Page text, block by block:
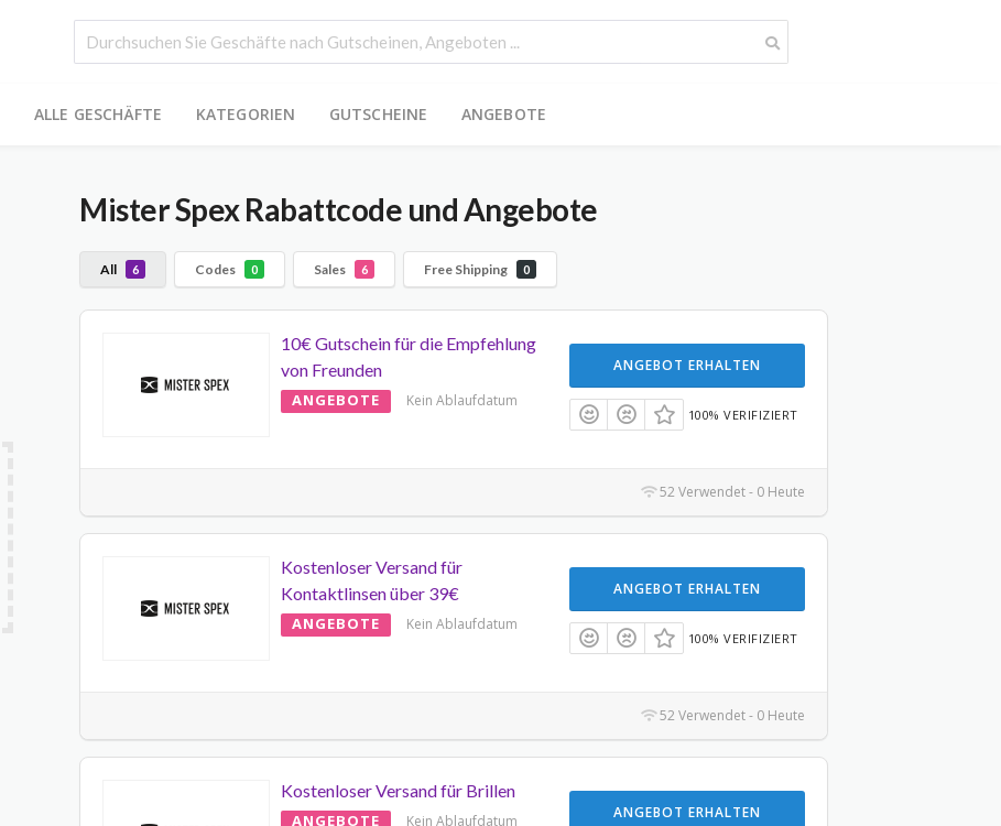
ALLE GESCHÄFTE KATEGORIEN GUTSCHEINE ANGEBOTE
Mister SpexRabattcode und Angebote
All 6 Codes 0 Sales 6 Free Shipping 0
10€ Gutschein für die Empfehlung
von Freunden
ANGEBOTE Kein Ablaufdatum
ANGEBOT ERHALTEN
100% VERIFIZIERT
52 Verwendet - 0 Heute
Kostenloser Versand für
Kontaktlinsen über 39€
ANGEBOTE Kein Ablaufdatum
ANGEBOT ERHALTEN
100% VERIFIZIERT
52 Verwendet - 0 Heute
Kostenloser Versand für Brillen
ANGEBOTE Kein Ablaufdatum ANGEBOT ERHALTEN